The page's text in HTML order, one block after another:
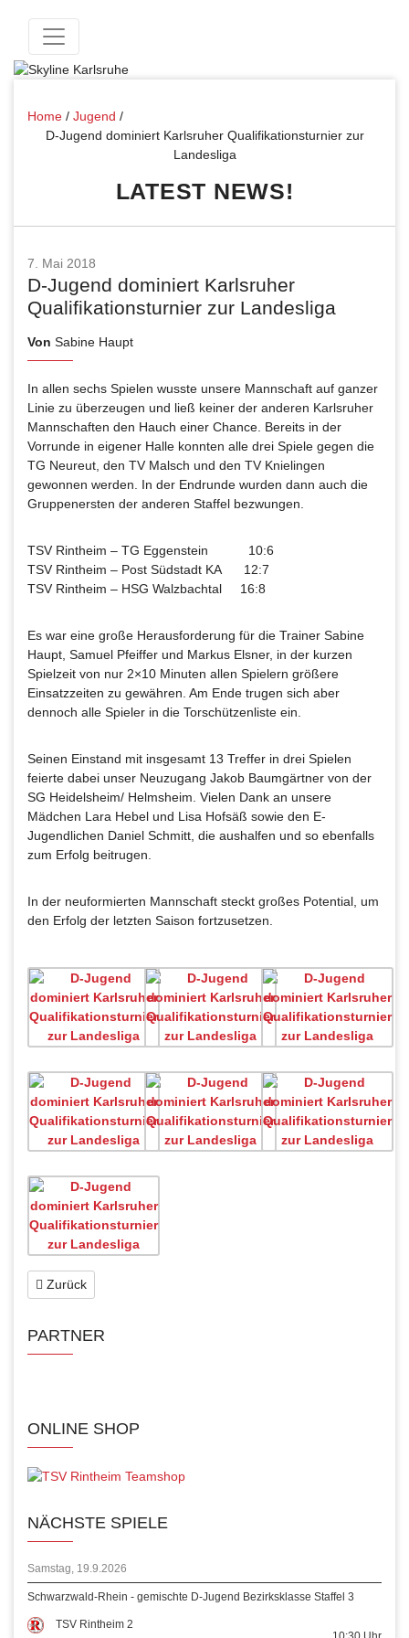
Home / Jugend /
D-Jugend dominiert Karlsruher Qualifikationsturnier zur
Landesliga
LATEST NEWS!
7. Mai 2018
D-Jugend dominiert Karlsruher
Qualifikationsturnier zur Landesliga
Von Sabine Haupt
In allen sechs Spielen wusste unsere Mannschaft auf ganzer
Linie zu überzeugen und ließ keiner der anderen Karlsruher
Mannschaften den Hauch einer Chance. Bereits in der
Vorrunde in eigener Halle konnten alle drei Spiele gegen die
TG Neureut, den TV Malsch und den TV Knielingen
gewonnen werden. In der Endrunde wurden dann auch die
Gruppenersten der anderen Staffel bezwungen.
TSV Rintheim – TG Eggenstein 10:6
TSV Rintheim – Post Südstadt KA 12:7
TSV Rintheim – HSG Walzbachtal 16:8
Es war eine große Herausforderung für die Trainer Sabine
Haupt, Samuel Pfeiffer und Markus Elsner, in der kurzen
Spielzeit von nur 2×10 Minuten allen Spielern größere
Einsatzzeiten zu gewähren. Am Ende trugen sich aber
dennoch alle Spieler in die Torschützenliste ein.
Seinen Einstand mit insgesamt 13 Treffer in drei Spielen
feierte dabei unser Neuzugang Jakob Baumgärtner von der
SG Heidelsheim/ Helmsheim. Vielen Dank an unsere
Mädchen Lara Hebel und Lisa Hofsäß sowie den E-
Jugendlichen Daniel Schmitt, die aushalfen und so ebenfalls
zum Erfolg beitrugen.
In der neuformierten Mannschaft steckt großes Potential, um
den Erfolg der letzten Saison fortzusetzen.
Zurück
PARTNER
ONLINE SHOP
NÄCHSTE SPIELE
Samstag, 19.9.2026
Schwarzwald-Rhein - gemischte D-Jugend Bezirksklasse Staffel 3
TSV Rintheim 2